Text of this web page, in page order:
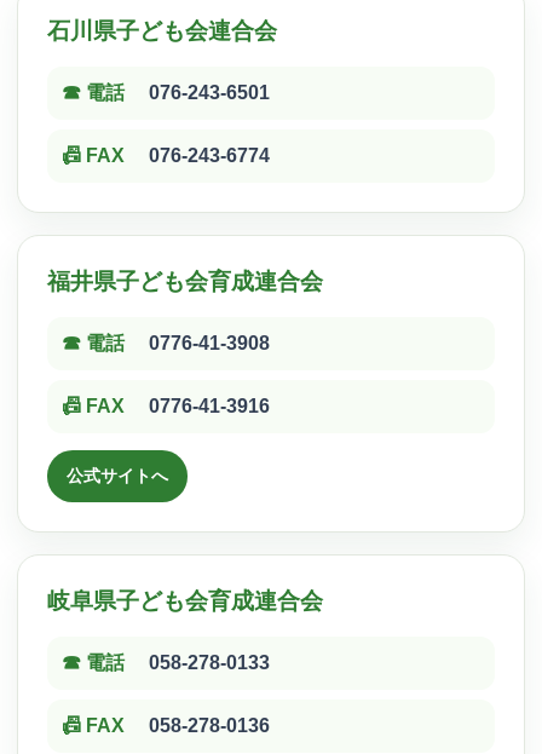
石川県子ども会連合会
☎ 電話 076-243-6501
📠 FAX 076-243-6774
福井県子ども会育成連合会
☎ 電話 0776-41-3908
📠 FAX 0776-41-3916
公式サイトへ
岐阜県子ども会育成連合会
☎ 電話 058-278-0133
📠 FAX 058-278-0136